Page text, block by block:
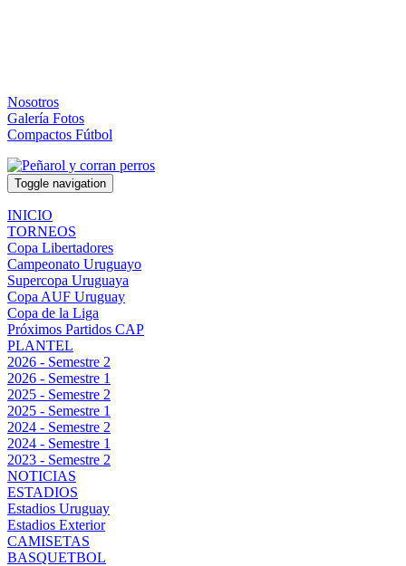
Nosotros
Galería Fotos
Compactos Fútbol
Toggle navigation
INICIO
TORNEOS
Copa Libertadores
Campeonato Uruguayo
Supercopa Uruguaya
Copa AUF Uruguay
Copa de la Liga
Próximos Partidos CAP
PLANTEL
2026 - Semestre 2
2026 - Semestre 1
2025 - Semestre 2
2025 - Semestre 1
2024 - Semestre 2
2024 - Semestre 1
2023 - Semestre 2
NOTICIAS
ESTADIOS
Estadios Uruguay
Estadios Exterior
CAMISETAS
BASQUETBOL